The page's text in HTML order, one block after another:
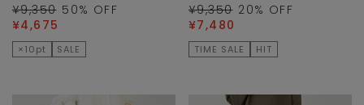
¥9,350 50% OFF
¥4,675
×10pt SALE
¥9,350 20% OFF
¥7,480
TIME SALE HIT